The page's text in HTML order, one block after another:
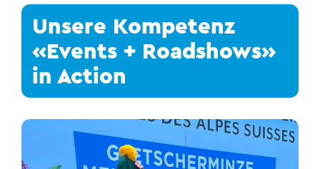
Unsere Kompetenz
«Events + Roadshows»
in Action